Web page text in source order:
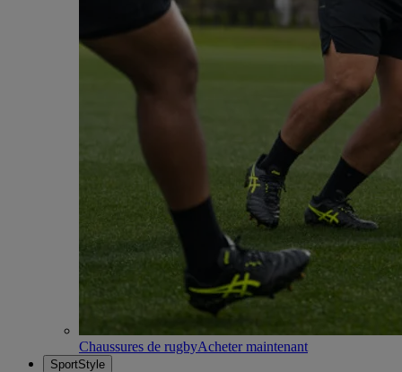
Chaussures de rugbyAcheter maintenant
SportStyle